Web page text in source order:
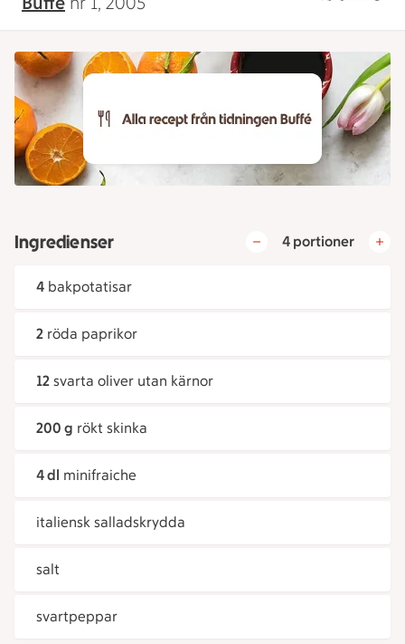
Ingredienser 4 portioner
4 bakpotatisar
2 röda paprikor
12 svarta oliver utan kärnor
200 g rökt skinka
4 dl minifraiche
italiensk salladskrydda
salt
svartpeppar